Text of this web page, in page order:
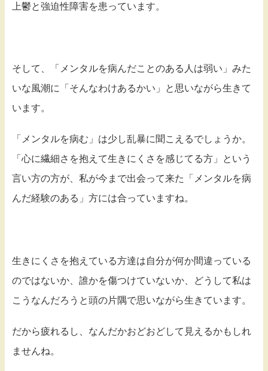
上鬱と強迫性障害を患っています。
そして、「メンタルを病んだことのある人は弱い」みた
いな風潮に「そんなわけあるかい」と思いながら生きて
います。
「メンタルを病む」は少し乱暴に聞こえるでしょうか。
「心に繊細さを抱えて生きにくさを感じてる方」という
言い方の方が、私が今まで出会って来た「メンタルを病
んだ経験のある」方には合っていますね。
生きにくさを抱えている方達は自分が何か間違っている
のではないか、誰かを傷つけていないか、どうして私は
こうなんだろうと頭の片隅で思いながら生きています。
だから疲れるし、なんだかおどおどして見えるかもしれ
ませんね。